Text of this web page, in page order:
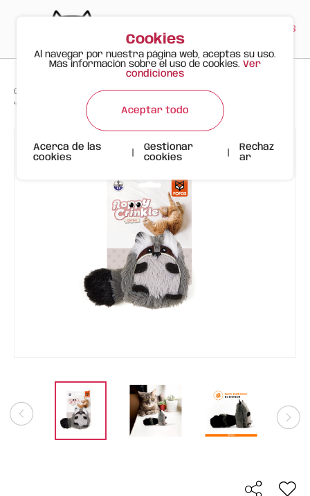
ES
Gato Feliz Productos > >
Juguete Mapache Gato Arrugado Fino FOFOS
Cookies
Al navegar por nuestra página web, aceptas su uso.
Más información sobre el uso de cookies. Ver
condiciones
Aceptar todo
Acerca de las
cookies
Gestionar
cookies
Rechaz
ar